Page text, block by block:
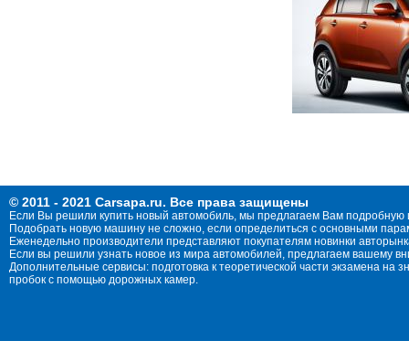
© 2011 - 2021 Carsapa.ru. Все права защищены
Если Вы решили купить новый автомобиль, мы предлагаем Вам
Подобрать новую машину не сложно, если определиться с основными
Еженедельно производители представляют покупателям новинки
Если вы решили узнать новое из мира автомобилей, предлагаем вашему
Дополнительные сервисы: подготовка к теоретической части экзамена
пробок с помощью дорожных камер.